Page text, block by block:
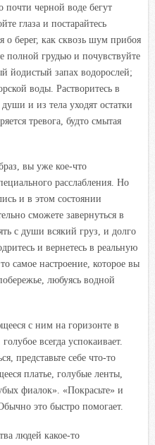
черной воде бегут
глаза и постарайтесь
берег, как сквозь шум прибоя
полной грудью и почувствуйте
йодистый запах водорослей;
воды. Растворитесь в
и из тела уходят остатки
тревога, будто смытая
вы уже кое-что
расслабления. Но
и в этом состоянии
сможете завернуться в
с души всякий груз, и долго
и вернетесь в реальную
то самое настроение, которое вы
любуясь водной
с ним на горизонте в
всегда успокаивает.
представьте себе что-то
платье, голубые ленты,
фиалок». «Покрасьте» и
это быстро помогает.
людей какое-то